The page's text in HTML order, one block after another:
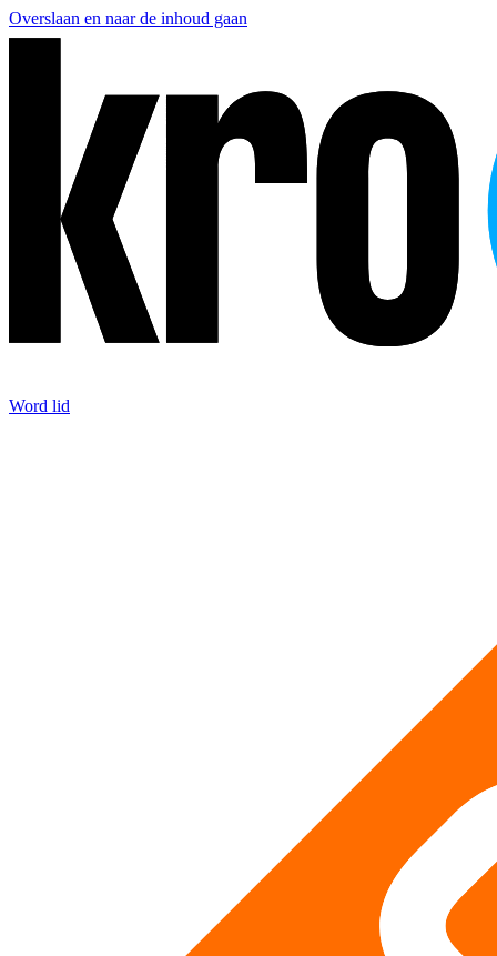
Overslaan en naar de inhoud gaan
Word lid